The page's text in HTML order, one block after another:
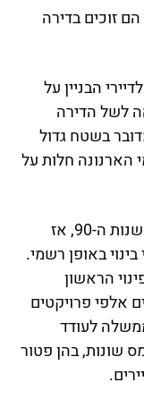
זוכים בדירה
הבניין על
לשל הדירה
בשטח גדול
הארנונה חלות על
המושג פינוי בינוי נטבע לראשונה בסוף שנות ה-90, אז
באופן רשמי.
פינוי הראשון
אלפי פרויקטים
לעודד
שונות, בהן פטור